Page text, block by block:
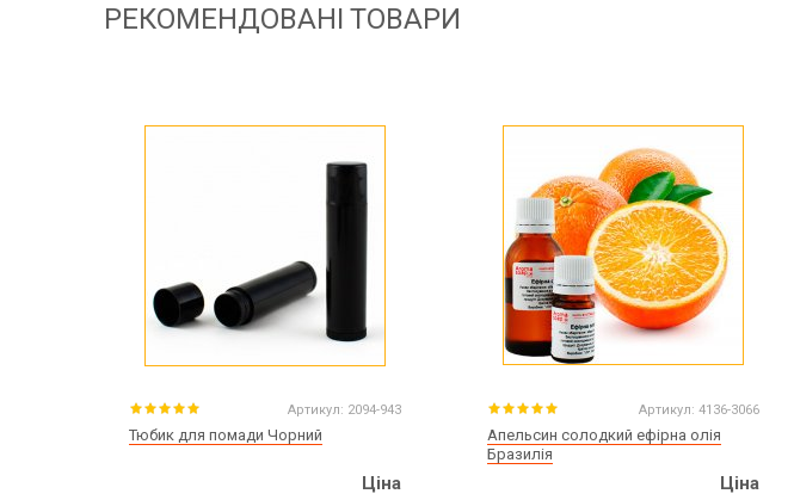
РЕКОМЕНДОВАНІ ТОВАРИ
Артикул: 2094-943
Тюбик для помади Чорний
Ціна
Артикул: 4136-3066
Апельсин солодкий ефірна олія
Бразилія
Ціна